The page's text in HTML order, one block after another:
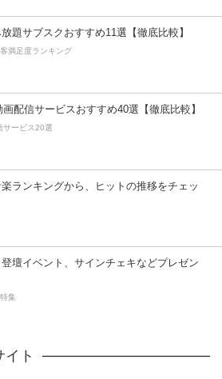
題サブスクおすすめ11選【徹底比較】
満足度ランキング
配信サービスおすすめ40選【徹底比較】
サービス20選
ランキングから、ヒットの推移をチェッ
壇イベント、サインチェキなどプレゼン
集
イト